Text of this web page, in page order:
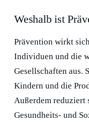
Weshalb ist
Prävention wirkt
Individuen und die
Gesellschaften aus.
Kindern und die
Außerdem reduziert
Gesundheits- und